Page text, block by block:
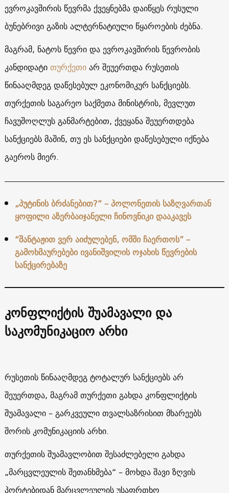
ევროკავშირის წევრმა ქვეყნებმა დაიწყეს რუსული
ბუნებრივი გაზის ალტერნატიული წყაროების ძებნა.
მაგრამ, ნატოს წევრი და ევროკავშირის წევრობის
კანდიდატითურქეთიარ შეუერთდა რუსეთის
წინააღმდეგ დაწესებულ ეკონომიკურ სანქციებს.
თურქეთის საგარეო საქმეთა მინისტრის, მევლუთ
ჩავუშოღლუს განმარტებით, ქვეყანა შეუერთდება
სანქციებს მაშინ, თუ ეს სანქციები დაწესებული იქნება
გაეროს მიერ.
„პუტინის ბრძანებით?” – პოლონეთის საზღვართან
ყოფილი აზერბაიჯანელი ჩინოვნიკი დააკავეს
“შანტაჟით ვერ აიძულებენ, ომში ჩაერთოს” –
გამოხმაურებები ივანიშვილის ოჯახის წევრების
სანქცირებაზე
კონფლიქტის შუამავალი და
საკომუნიკაციო არხი
რუსეთის წინააღმდეგ ტოტალურ სანქციებს არ
შეუერთდა, მაგრამ თურქეთი გახდა კონფლიქტის
შუამავალი – გარკვეული თვალსაზრისით მხარეებს
შორის კომუნიკაციის არხი.
თურქეთის შუამავლობით შესაძლებელი გახდა
„მარცვლეულის შეთანხმება“ – მოხდა შავი ზღვის
პორტებიდან მარცვლეულის უსაფრთხო